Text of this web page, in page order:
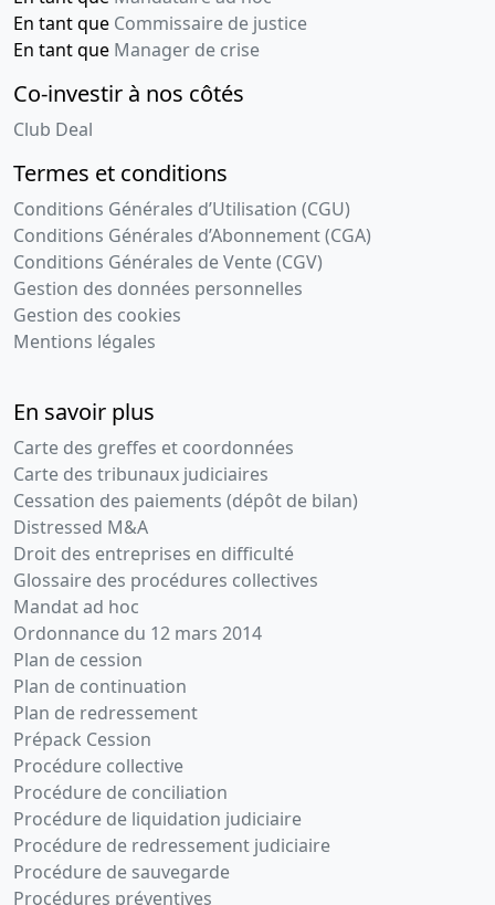
En tant que Commissaire de justice
En tant que Manager de crise
Co-investir à nos côtés
Club Deal
Termes et conditions
Conditions Générales d’Utilisation (CGU)
Conditions Générales d’Abonnement (CGA)
Conditions Générales de Vente (CGV)
Gestion des données personnelles
Gestion des cookies
Mentions légales
En savoir plus
Carte des greffes et coordonnées
Carte des tribunaux judiciaires
Cessation des paiements (dépôt de bilan)
Distressed M&A
Droit des entreprises en difficulté
Glossaire des procédures collectives
Mandat ad hoc
Ordonnance du 12 mars 2014
Plan de cession
Plan de continuation
Plan de redressement
Prépack Cession
Procédure collective
Procédure de conciliation
Procédure de liquidation judiciaire
Procédure de redressement judiciaire
Procédure de sauvegarde
Procédures préventives